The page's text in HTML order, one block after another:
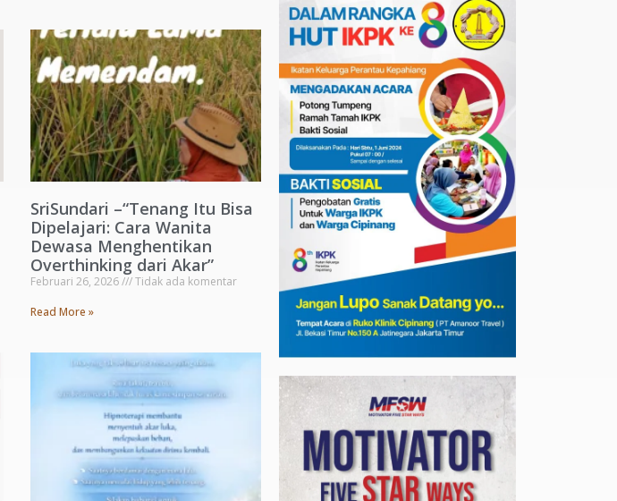
SriSundari –“Tenang Itu Bisa
Dipelajari: Cara Wanita
Dewasa Menghentikan
Overthinking dari Akar”
Februari 26, 2026
Tidak ada komentar
Read More »